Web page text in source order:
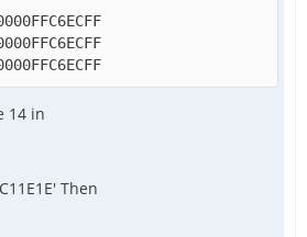
14 in
Then